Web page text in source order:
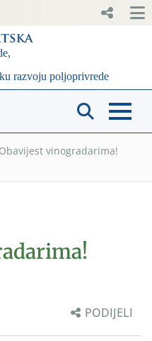
Obavijest vinogradarima!
PODIJELI